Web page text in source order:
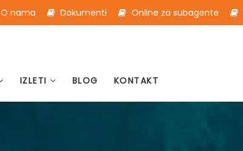
O nama Dokumenti Online za subagente
IZLETI BLOG KONTAKT